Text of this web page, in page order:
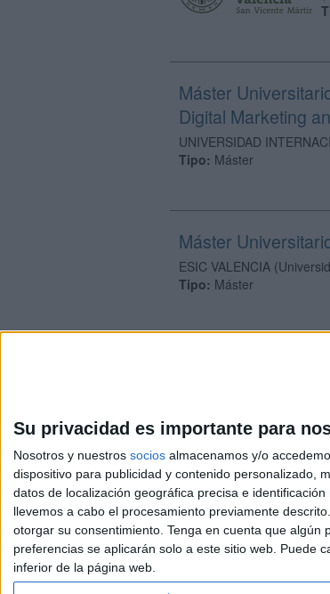
Su privacidad es importante para
Nosotros y nuestros socios almacenamos y/o
dispositivo para publicidad y contenido personalizado,
datos de localización geográfica precisa e
llevemos a cabo el procesamiento previamente
otorgar su consentimiento. Tenga en cuenta que algún
preferencias se aplicarán solo a este sitio web. Puede
inferior de la página web.
Máster
Digital Marketing
UNIVERSIDAD
Tipo: Máster
Máster
ESIC VALENCIA
Tipo: Máster
©